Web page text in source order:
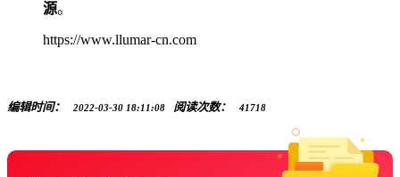
源。
https://www.llumar-cn.com
编辑时间： 2022-03-30 18:11:08 阅读次数： 41718